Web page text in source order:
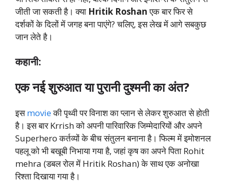
जीती जा सकती है। क्या Hritik Roshanएक बार फिर से
दर्शकों के दिलों में जगह बना पाएंगे? चलिए, इस लेख में आगे सबकुछ
जान लेते है।
कहानी:
एक नई शुरुआत या पुरानी दुश्मनी का अंत?
इसmovieकी पृथ्वी पर विनाश का प्लान से लेकर शुरुआत से होती
है। इस बार Krrish को अपनी पारिवारिक जिम्मेदारियों और अपने
Superhero कर्तव्यों के बीच संतुलन बनाना है। फिल्म में इमोशनल
पहलू को भी बखूबी निभाया गया है, जहां कृष का अपने पिता Rohit
mehra (डबल रोल में Hritik Roshan) के साथ एक अनोखा
रिश्ता दिखाया गया है।